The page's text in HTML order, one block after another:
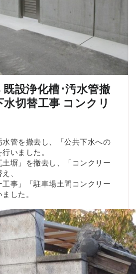
設浄化槽･汚水管撤
切替工事 コンクリ
管を撤去し、「公共下水への
いました。
塀」を撤去し、「コンクリー
、
工事」「駐車場土間コンクリー
した。